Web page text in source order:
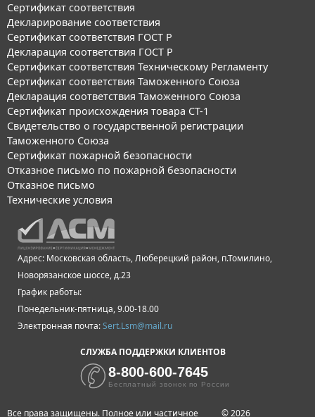
Сертификат соответствия
Декларирование соответствия
Сертификат соответствия ГОСТ Р
Декларация соответствия ГОСТ Р
Сертификат соответствия Техническому Регламенту
Сертификат соответствия Таможенного Союза
Декларация соответствия Таможенного Союза
Сертификат происхождения товара СТ-1
Свидетельство о государственной регистрации
Таможенного Союза
Сертификат пожарной безопасности
Отказное письмо по пожарной безопасности
Отказное письмо
Технические условия
Адрес: Московская область, Люберецкий район, п.Томилино,
Новорязанское шоссе, д.23
График работы:
Понедельник-пятница, 9.00-18.00
Электронная почта:Sert.Lsm@mail.ru
СЛУЖБА ПОДДЕРЖКИ КЛИЕНТОВ
8-800-600-7645
Бесплатный звонок по России
Все права защищены. Полное или частичное © 2026